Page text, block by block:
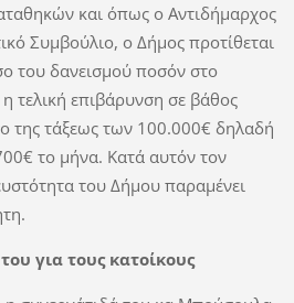
και όπως ο Αντιδήμαρχος
Συμβούλιο, ο Δήμος προτίθεται
του δανεισμού ποσόν στο
τελική επιβάρυνση σε βάθος
της τάξεως των 100.000€ δηλαδή
το μήνα. Κατά αυτόν τον
του Δήμου παραμένει
για τους κατοίκους